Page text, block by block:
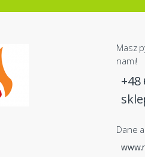
Masz
nami!
+48
Dane